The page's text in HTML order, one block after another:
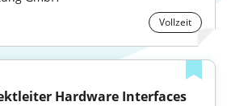
Vollzeit
Hardware Interfaces